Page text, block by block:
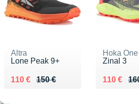
Altra
Lone Peak 9+
150 €
Au lieu de 150 €
110 €
Vendu 110 €
Hoka
Zinal 3
Au lieu
110 €
Vendu